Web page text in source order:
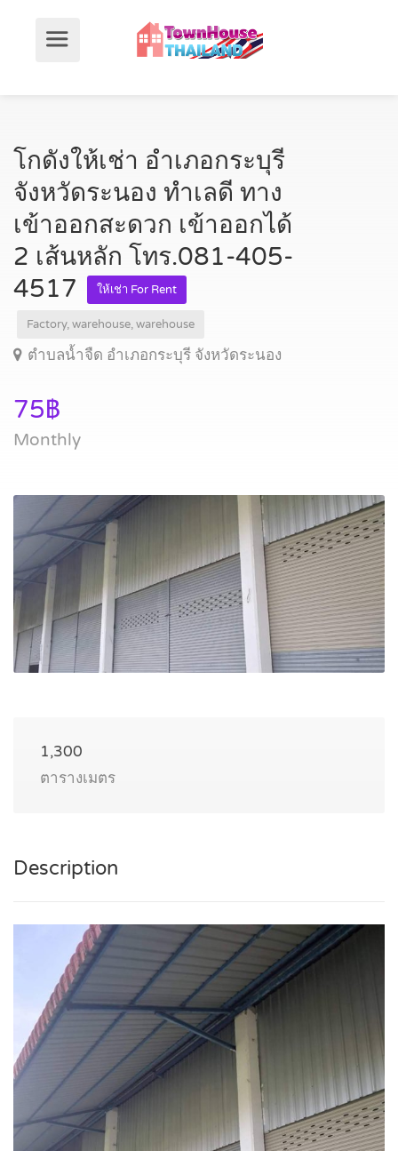
โกดังให้เช่า อำเภอกระบุรี
จังหวัดระนอง ทำเลดี ทาง
เข้าออกสะดวก เข้าออกได้
2 เส้นหลัก โทร.081-405-
4517
ให้เช่า For Rent
Factory, warehouse, warehouse
ตำบลน้ำจืด อำเภอกระบุรี จังหวัดระนอง
75฿
Monthly
1,300
ตารางเมตร
Description